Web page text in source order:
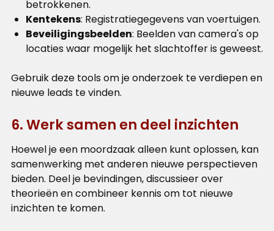
betrokkenen.
Kentekens: Registratiegegevens van voertuigen.
Beveiligingsbeelden: Beelden van camera's op
locaties waar mogelijk het slachtoffer is geweest.
Gebruik deze tools om je onderzoek te verdiepen en
nieuwe leads te vinden.
6. Werk samen en deel inzichten
Hoewel je een moordzaak alleen kunt oplossen, kan
samenwerking met anderen nieuwe perspectieven
bieden. Deel je bevindingen, discussieer over
theorieën en combineer kennis om tot nieuwe
inzichten te komen.